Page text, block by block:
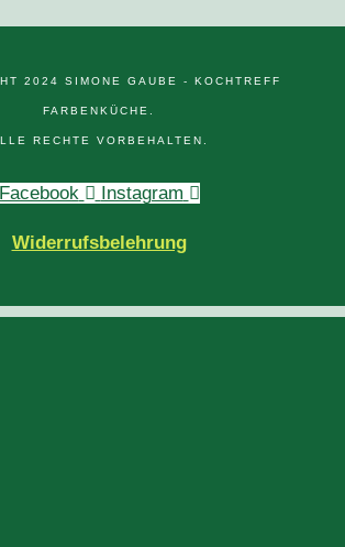
2024 SIMONE GAUBE - KOCHTREFF
FARBENKÜCHE.
RECHTE VORBEHALTEN.
Facebook Instagram
Widerrufsbelehrung